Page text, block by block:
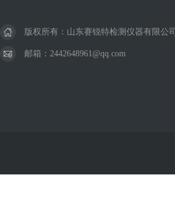
版权所有：山东赛锐特检测仪器有限公司
邮箱：2442648961@qq.com